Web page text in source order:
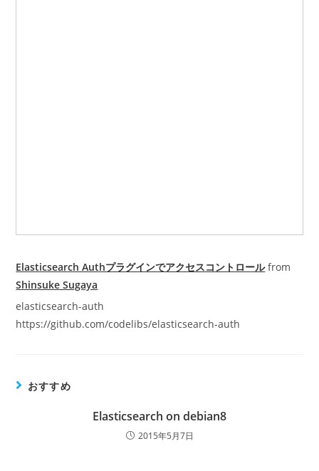
Elasticsearch Authプラグインでアクセスコントロール from
Shinsuke Sugaya
elasticsearch-auth
https://github.com/codelibs/elasticsearch-auth
おすすめ
Elasticsearch on debian8
2015年5月7日